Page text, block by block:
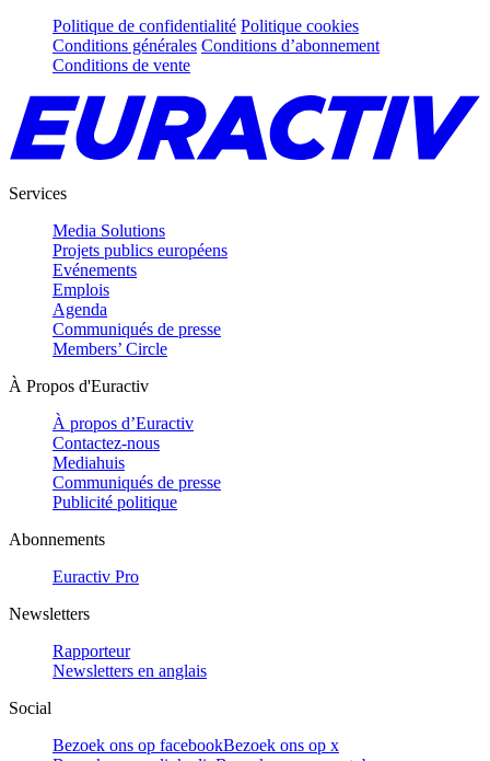
Politique de confidentialité Politique cookies
Conditions générales Conditions d’abonnement
Conditions de vente
Services
Media Solutions
Projets publics européens
Evénements
Emplois
Agenda
Communiqués de presse
Members’ Circle
À Propos d'Euractiv
À propos d’Euractiv
Contactez-nous
Mediahuis
Communiqués de presse
Publicité politique
Abonnements
Euractiv Pro
Newsletters
Rapporteur
Newsletters en anglais
Social
Bezoek ons op facebookBezoek ons op x